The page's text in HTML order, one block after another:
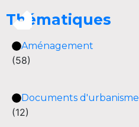
Thématiques
Aménagement
(58)
Documents d'urbanisme
(12)